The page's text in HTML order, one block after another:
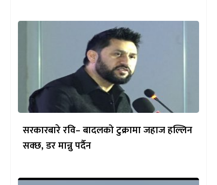
सरकारबारे रवि– बादलको टुक्रामा जहाज हल्लिन
सक्छ, डर मान्नु पर्दैन